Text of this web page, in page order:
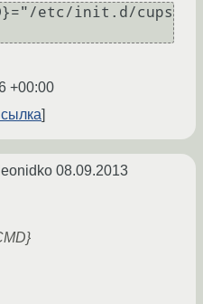
etc/init.d/cups
+00:00
08.09.2013